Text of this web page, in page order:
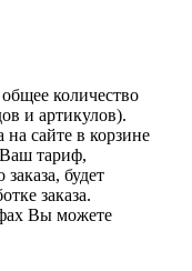
количество
и артикулов).
сайте в корзине
тариф,
будет
заказа.
Вы можете